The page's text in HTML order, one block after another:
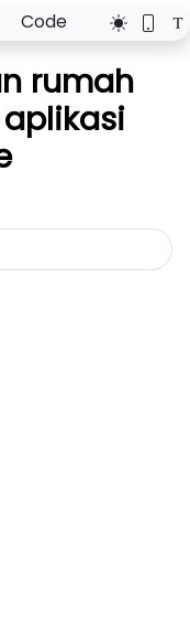
Code
rumah